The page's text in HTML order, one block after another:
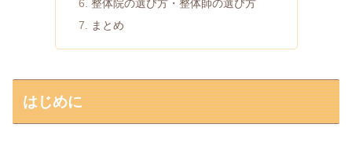
整体院の選び方・整体師の選び方
まとめ
はじめに